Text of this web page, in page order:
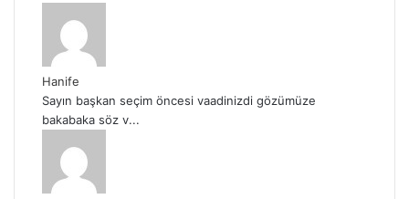
Hanife
Sayın başkan seçim öncesi vaadinizdi gözümüze
bakabaka söz v...